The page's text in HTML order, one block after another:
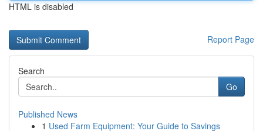
HTML is disabled
Report Page
Search
Go
Published News
1 Used Farm Equipment: Your Guide to Savings